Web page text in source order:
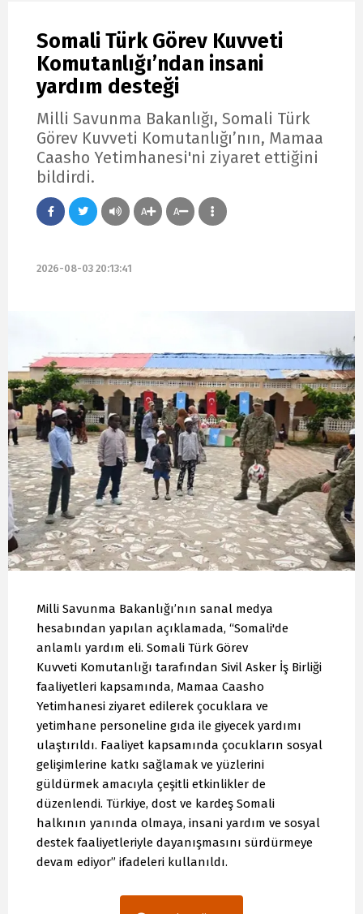
Somali Türk Görev Kuvveti
Komutanlığı’ndan insani
yardım desteği
Milli Savunma Bakanlığı, Somali Türk
Görev Kuvveti Komutanlığı’nın, Mamaa
Caasho Yetimhanesi'ni ziyaret ettiğini
bildirdi.
A A
2026-08-03 20:13:41
Milli Savunma Bakanlığı’nın sanal medya
hesabından yapılan açıklamada, “Somali'de
anlamlı yardım eli. Somali Türk Görev
Kuvveti Komutanlığı tarafından Sivil Asker İş Birliği
faaliyetleri kapsamında, Mamaa Caasho
Yetimhanesi ziyaret edilerek çocuklara ve
yetimhane personeline gıda ile giyecek yardımı
ulaştırıldı. Faaliyet kapsamında çocukların sosyal
gelişimlerine katkı sağlamak ve yüzlerini
güldürmek amacıyla çeşitli etkinlikler de
düzenlendi. Türkiye, dost ve kardeş Somali
halkının yanında olmaya, insani yardım ve sosyal
destek faaliyetleriyle dayanışmasını sürdürmeye
devam ediyor” ifadeleri kullanıldı.